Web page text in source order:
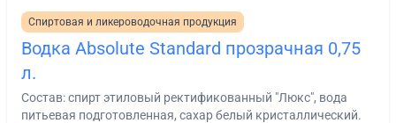
Спиртовая и ликероводочная продукция
Водка Absolute Standard прозрачная 0,75
л.
Состав: спирт этиловый ректификованный "Люкс", вода
питьевая подготовленная, сахар белый кристаллический.